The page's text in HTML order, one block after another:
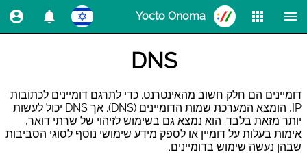
Yocto Onoma
בדוק תחומים הרחבות
DNS
דומיינים הם חלק חשוב מהאינטרנט. כדי לתרגם דומיינים לכתובות
IP, הומצא המערכת שמות הדומיינים (DNS). אך DNS יכול לעשות
יותר מזאת בלבד. הוא נמצא גם בשימוש לזיהוי של שרתי דואר,
אימות בעלות על דומיין או לספק מידע שימושי נוסף לסוגי הסביבות
שבהן נעשה שימוש בדומיינים.